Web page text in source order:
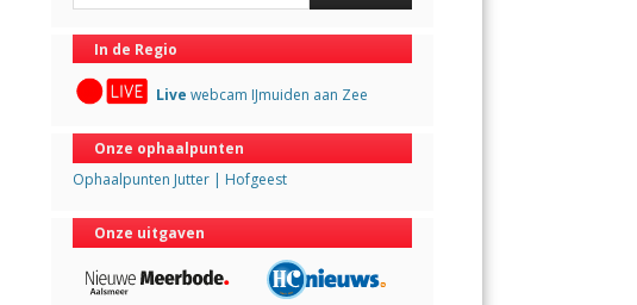
In de Regio
Live webcam IJmuiden aan Zee
Onze ophaalpunten
Ophaalpunten Jutter | Hofgeest
Onze uitgaven